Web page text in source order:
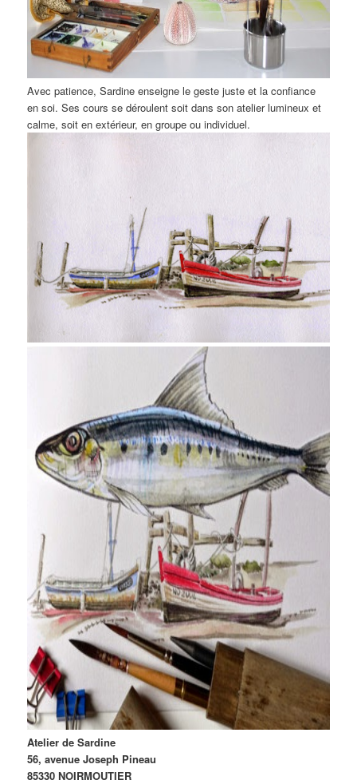
Avec patience, Sardine enseigne le geste juste et la confiance
en soi. Ses cours se déroulent soit dans son atelier lumineux et
calme, soit en extérieur, en groupe ou individuel.
Atelier de Sardine
56, avenue Joseph Pineau
85330 NOIRMOUTIER